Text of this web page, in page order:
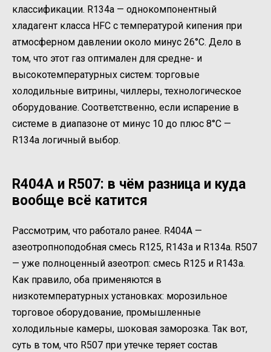
классификации. R134a — однокомпонентный
хладагент класса HFC с температурой кипения при
атмосферном давлении около минус 26°C. Дело в
том, что этот газ оптимален для средне- и
высокотемпературных систем: торговые
холодильные витрины, чиллеры, технологическое
оборудование. Соответственно, если испарение в
системе в диапазоне от минус 10 до плюс 8°C —
R134a логичный выбор.
R404A и R507: в чём разница и куда
вообще всё катится
Рассмотрим, что работало ранее. R404A —
азеотропноподобная смесь R125, R143a и R134a. R507
— уже полноценный азеотроп: смесь R125 и R143a.
Как правило, оба применяются в
низкотемпературных установках: морозильное
торговое оборудование, промышленные
холодильные камеры, шоковая заморозка. Так вот,
суть в том, что R507 при утечке теряет состав